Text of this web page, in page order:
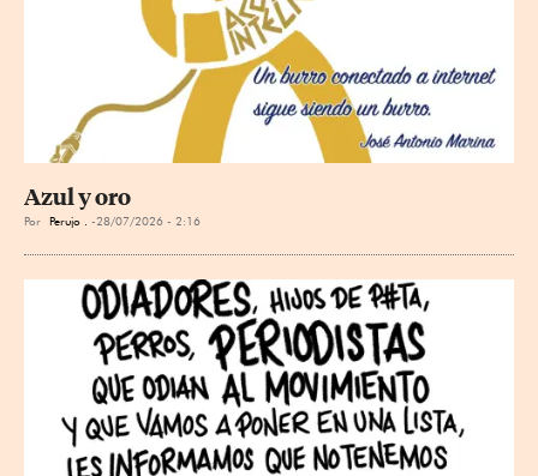
Azul y oro
Por Perujo . 28/07/2026 - 2:16